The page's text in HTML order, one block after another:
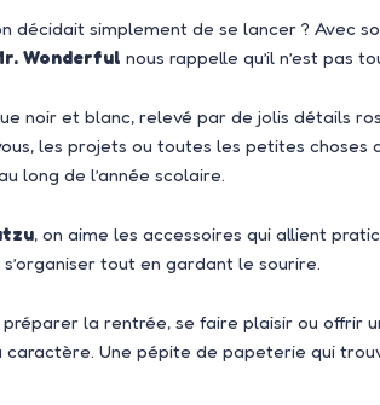
décidait simplement de se lancer ? Avec
Wonderful nous rappelle qu’il n’est pas
noir et blanc, relevé par de jolis détails
les projets ou toutes les petites
long de l’année scolaire.
, on aime les accessoires qui allient
tout en gardant le sourire.
la rentrée, se faire plaisir ou offrir
caractère. Une pépite de papeterie qui